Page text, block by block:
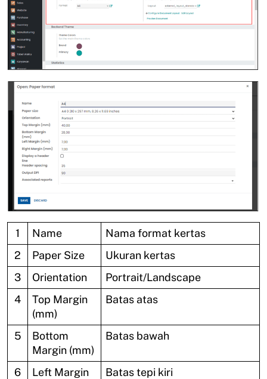
1 Name
Nama format kertas
2
Paper Size
Ukuran kertas
3
Orientation
Portrait/Landscape
4
Top Margin
(mm)
Batas atas
5
Bottom
Margin (mm)
Batas bawah
6
Left Margin
Batas tepi kiri